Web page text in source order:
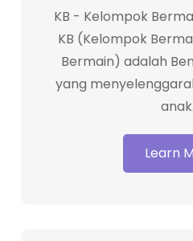
KB - Kelompok
KB (Kelompok
Bermain) adalah
yang
Learn